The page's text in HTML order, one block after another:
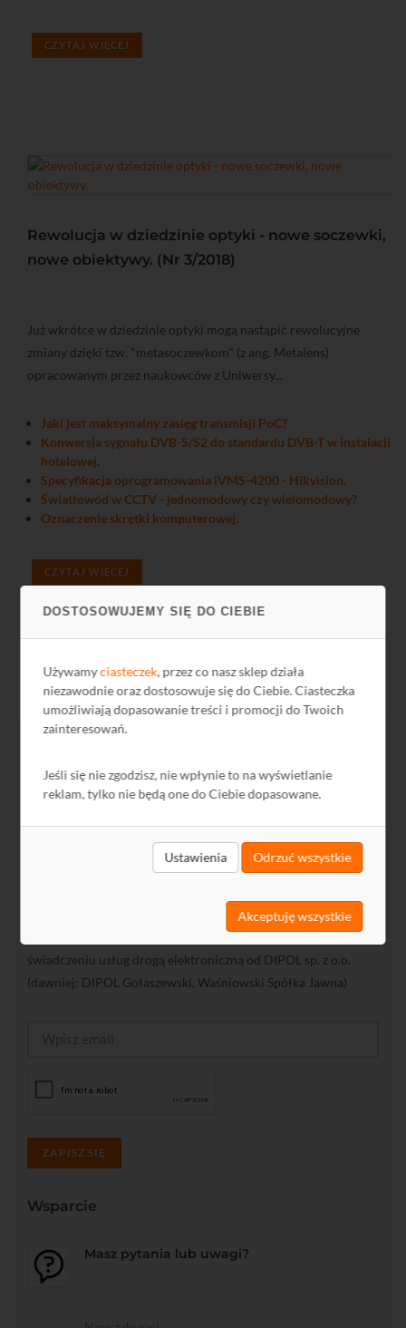
DOSTOSOWUJEMY SIĘ DO CIEBIE
Używamyciasteczek, przez co nasz sklep działa
niezawodnie oraz dostosowuje się do Ciebie. Ciasteczka
umożliwiają dopasowanie treści i promocji do Twoich
zainteresowań.
Jeśli się nie zgodzisz, nie wpłynie to na wyświetlanie
reklam, tylko nie będą one do Ciebie dopasowane.
Ustawienia Odrzuć wszystkie
Akceptuję wszystkie
CZYTAJ WIĘCEJ
Rewolucja w dziedzinie optyki - nowe soczewki,
nowe obiektywy. (Nr 3/2018)
Już wkrótce w dziedzinie optyki mogą nastąpić rewolucyjne
zmiany dzięki tzw. "metasoczewkom" (z ang. Metalens)
opracowanym przez naukowców z Uniwersy...
Jaki jest maksymalny zasięg transmisji PoC?
Konwersja sygnału DVB-S/S2 do standardu DVB-T w instalacji
hotelowej.
Specyfikacja oprogramowania iVMS-4200 - Hikvision.
Światłowód w CCTV - jednomodowy czy wielomodowy?
Oznaczenie skrętki komputerowej.
CZYTAJ WIĘCEJ
Subskrypcja
pocztą elektroniczną prosimy o podanie adresu e-mail:
wskazany przeze mnie adres e-mail informacji handlowej w
rozumieniu art. 10 ust. 1 ustawy z dnia 18 lipca 2002 roku o
świadczeniu usług drogą elektroniczną od DIPOL sp. z o.o.
(dawniej: DIPOL Gołaszewski, Waśniowski Spółka Jawna)
ZAPISZ SIĘ
Wsparcie
Masz pytania lub uwagi?